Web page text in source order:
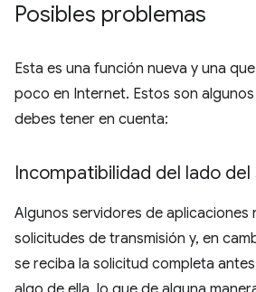
Posibles problemas
Esta es una función nueva y una
poco en Internet. Estos son
debes tener en cuenta:
Incompatibilidad del lado
Algunos servidores de aplicaciones
solicitudes de transmisión y, en
se reciba la solicitud completa